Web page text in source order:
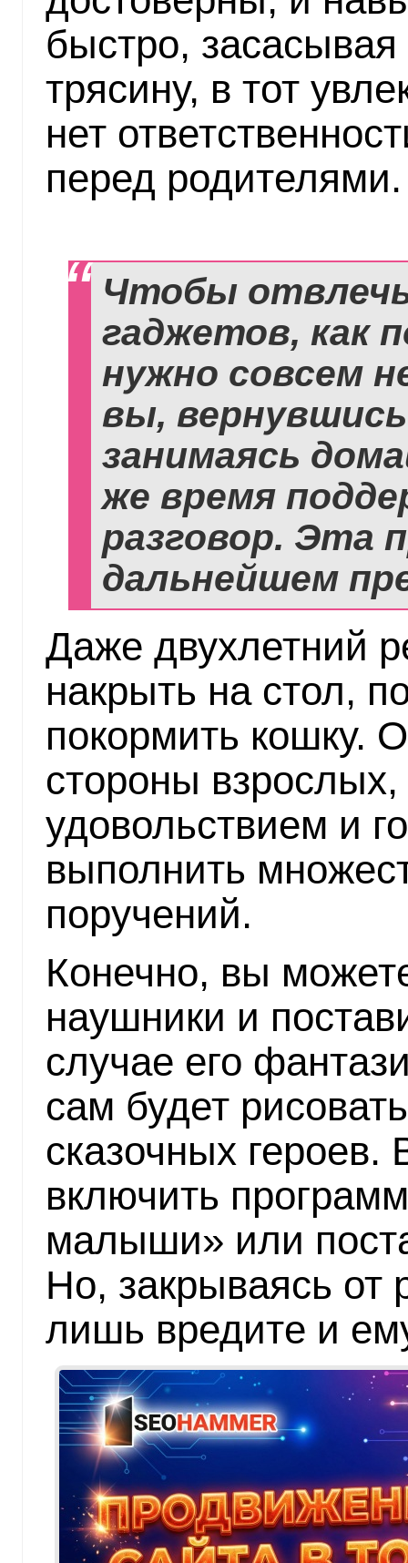
быстро, засасывая
трясину, в тот
нет
перед родителями.
Чтобы
гаджетов, как
нужно совсем
вы,
занимаясь
же время
разговор. Эта
дальнейшем
Даже двухлетний
накрыть на стол,
покормить кошку.
стороны
удовольствием и
выполнить
поручений.
Конечно, вы
наушники и
случае его
сам будет
сказочных
включить
малыши» или
Но, закрываясь от
лишь вредите и